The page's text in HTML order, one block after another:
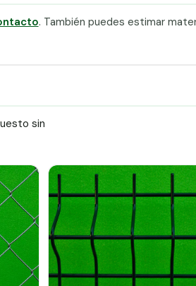
. También puedes estimar
sin